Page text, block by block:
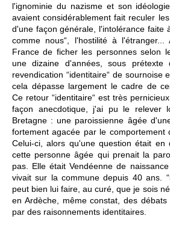
l'ignominie du nazisme et son
avaient considérablement fait reculer
d'une façon générale, l'intolérance faite
comme nous“, l'hostilité à
France de ficher les personnes selon
une dizaine d'années, sous prétexte
revendication “identitaire“ de sournoise
cela dépasse largement le cadre de
Ce retour “identitaire“ est très
façon anecdotique, j'ai pu le relever
Bretagne : une paroissienne âgée
fortement agacée par le comportement
Celui-ci, alors qu'une question était en
cette personne âgée qui prenait la
pas. Elle était Vendéenne de
vivait sur la commune depuis 40 ans.
peut bien lui faire, au curé, que je sois
en Ardèche, même constat, des
par des raisonnements identitaires.